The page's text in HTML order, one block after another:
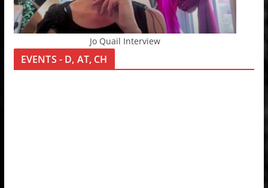
Jo Quail Interview
EVENTS - D, AT, CH